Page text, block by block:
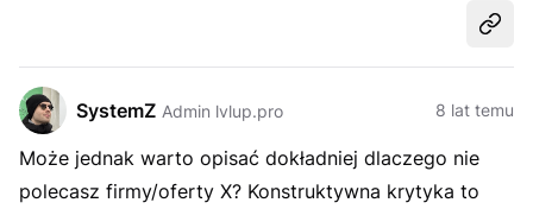
SystemZ Admin lvlup.pro 8 lat temu
Może jednak warto opisać dokładniej dlaczego nie
polecasz firmy/oferty X? Konstruktywna krytyka to